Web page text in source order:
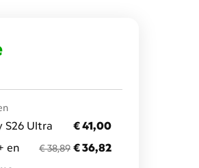
S26 Ultra € 41,00
€ 41,00
en
voorheen € 38,89
€ 38,89
nu met korting € 36,82
€ 36,82